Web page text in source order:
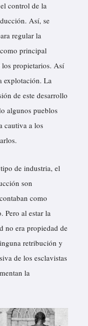
control de la
Así, se
regular la
principal
los propietarios. Así
explotación. La
de este desarrollo
algunos pueblos
cautiva a los
de industria, el
son
como
Pero al estar la
no era propiedad de
retribución y
de los esclavistas
la